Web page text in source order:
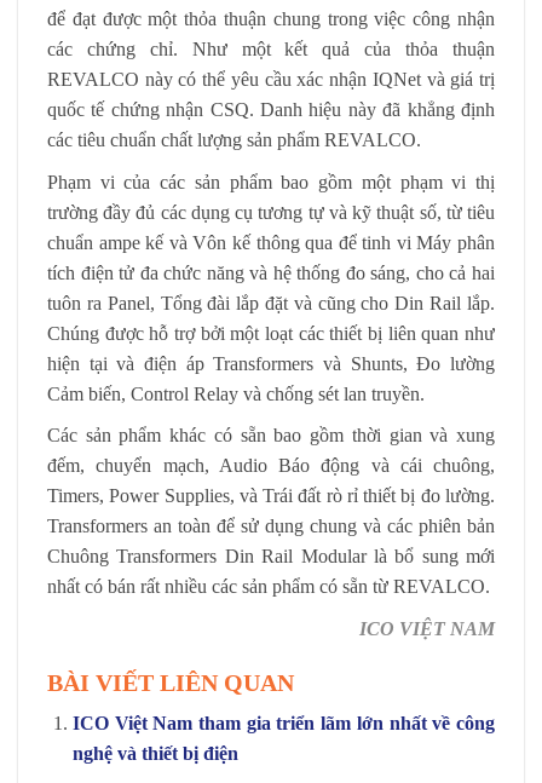
để đạt được một thỏa thuận chung trong việc công nhận
các chứng chỉ. Như một kết quả của thỏa thuận
REVALCO này có thể yêu cầu xác nhận IQNet và giá trị
quốc tế chứng nhận CSQ. Danh hiệu này đã khẳng định
các tiêu chuẩn chất lượng sản phẩm REVALCO.
Phạm vi của các sản phẩm bao gồm một phạm vi thị
trường đầy đủ các dụng cụ tương tự và kỹ thuật số, từ tiêu
chuẩn ampe kế và Vôn kế thông qua để tinh vi Máy phân
tích điện tử đa chức năng và hệ thống đo sáng, cho cả hai
tuôn ra Panel, Tổng đài lắp đặt và cũng cho Din Rail lắp.
Chúng được hỗ trợ bởi một loạt các thiết bị liên quan như
hiện tại và điện áp Transformers và Shunts, Đo lường
Cảm biến, Control Relay và chống sét lan truyền.
Các sản phẩm khác có sẵn bao gồm thời gian và xung
đếm, chuyển mạch, Audio Báo động và cái chuông,
Timers, Power Supplies, và Trái đất rò rỉ thiết bị đo lường.
Transformers an toàn để sử dụng chung và các phiên bản
Chuông Transformers Din Rail Modular là bổ sung mới
nhất có bán rất nhiều các sản phẩm có sẵn từ REVALCO.
ICO VIỆT NAM
BÀI VIẾT LIÊN QUAN
ICO Việt Nam tham gia triển lãm lớn nhất về công
nghệ và thiết bị điện